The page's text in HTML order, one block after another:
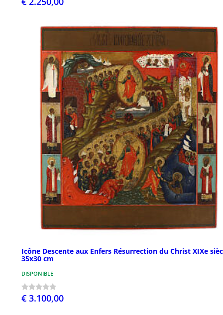
Icône Descente aux Enfers Résurrection du Christ XIXe
35x30 cm
DISPONIBLE
€ 3.100,00